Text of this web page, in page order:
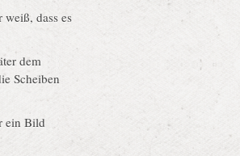
dass es
dem
Scheiben
ein Bild